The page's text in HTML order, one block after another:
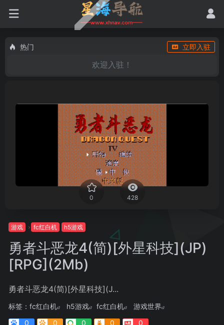
热门 立即入驻
欢迎入驻！
0 428
游戏 fc红白机 h5游戏
勇者斗恶龙4(简)[外星科技](JP)
[RPG](2Mb)
勇者斗恶龙4(简)[外星科技](J...
标签： fc红白机 h5游戏 fc红白机
游戏世界
0
0 0 0 0